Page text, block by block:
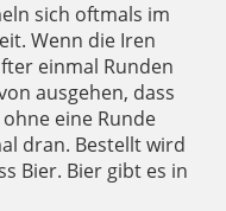
sich oftmals im
Wenn die Iren
einmal Runden
ausgehen, dass
eine Runde
dran. Bestellt wird
Bier. Bier gibt es in